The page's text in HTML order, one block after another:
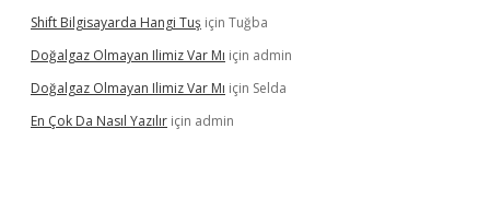
Shift Bilgisayarda Hangi Tuş için Tuğba
Doğalgaz Olmayan Ilimiz Var Mı için admin
Doğalgaz Olmayan Ilimiz Var Mı için Selda
En Çok Da Nasıl Yazılır için admin